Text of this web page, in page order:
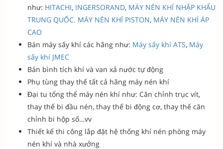
như: HITACHI, INGERSORAND, MÁY NÉN KHÍ NHẬP KHẨU
TRUNG QUỐC. MÁY NÉN KHÍ PISTON, MÁY NÉN KHÍ ÁP
CAO
Bán máy sấy khí các hãng như: Máy sấy khí ATS, Máy
sấy khí JMEC
Bán bình tích khí và van xả nước tự động
Phụ tùng thay thế tất cả hãng máy nén khí
Đại tu tổng thể máy nén khí như: Căn chỉnh trục vít,
thay thế bi đầu nén, thay thế bi động cơ, thay thế căn
chỉnh bi hộp số…vv
Thiết kế thi công lắp đặt hệ thống khí nén phòng máy
nén khí và nhà xưởng